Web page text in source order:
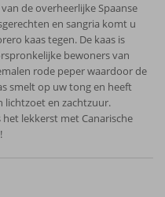
de overheerlijke Spaanse
en sangria komt u
kaas tegen. De kaas is
bewoners van
rode peper waardoor de
smelt op uw tong en heeft
lichtzoet en zachtzuur.
lekkerst met Canarische